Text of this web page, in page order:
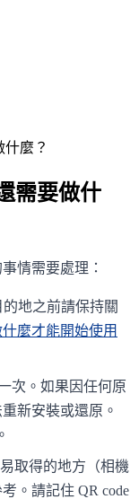
麼？
需要做什
情需要處理：
地之前請保持關
麼才能開始使用
次。如果因任何原
新安裝或還原。
取得的地方（相機
。請記住 QR code